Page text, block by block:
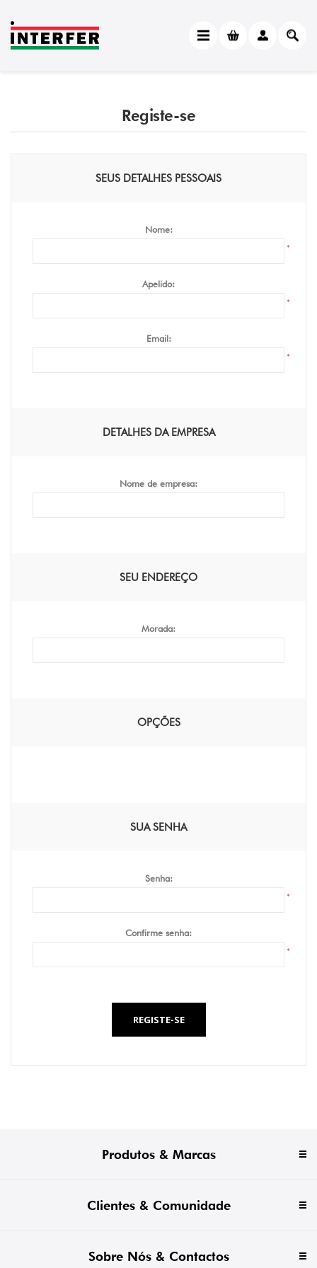
Registe-se
SEUS DETALHES PESSOAIS
Nome:
*
Apelido:
*
Email:
*
DETALHES DA EMPRESA
Nome de empresa:
SEU ENDEREÇO
Morada:
OPÇÕES
SUA SENHA
Senha:
*
Confirme senha:
*
REGISTE-SE
Produtos & Marcas
Clientes & Comunidade
Sobre Nós & Contactos